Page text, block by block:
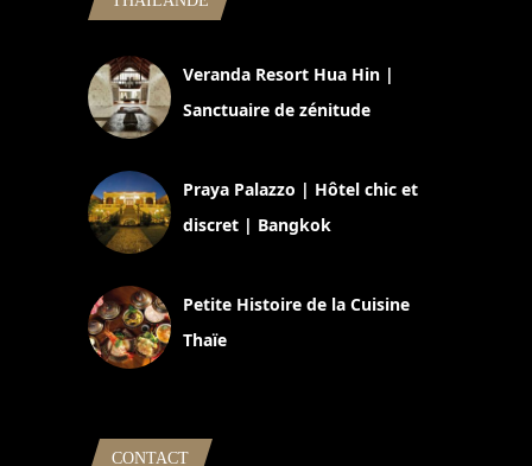
Veranda Resort Hua Hin |
Sanctuaire de zénitude
Praya Palazzo | Hôtel chic et
discret | Bangkok
Petite Histoire de la Cuisine
Thaïe
CONTACT